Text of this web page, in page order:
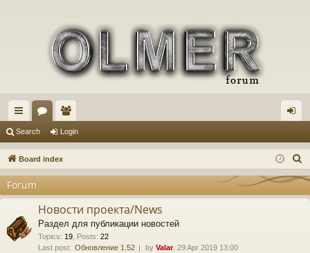
ui
ck
ks
or
u
s
e
m
rs
in
Search Login
Board index
Forum
Новости проекта/News
Раздел для публикации новостей
Topics: 19 Posts: 22
Last post: Обновление 1.52 by Valar, 29 Apr 2019 13:00